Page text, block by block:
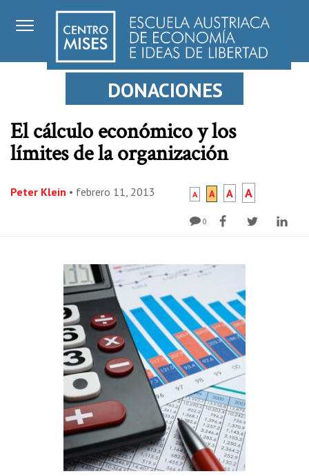
DONACIONES
El cálculo económico y los
límites de la organización
Peter Klein • febrero 11, 2013 A A A A
0